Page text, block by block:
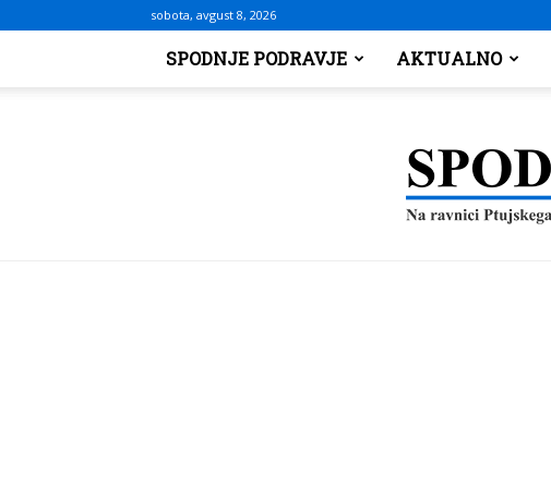
sobota, avgust 8, 2026
SPODNJE PODRAVJE AKTUALNO